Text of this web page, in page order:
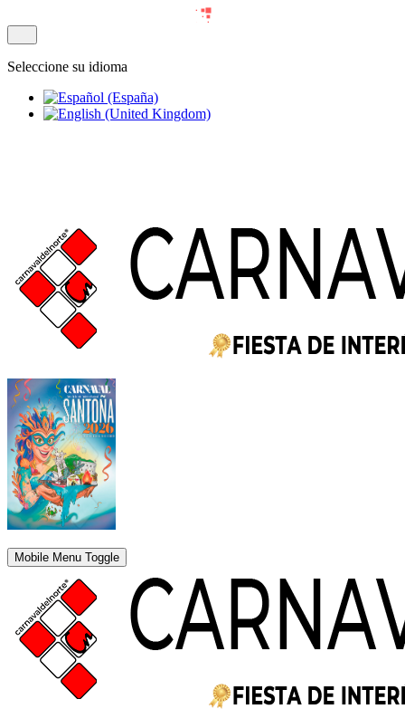
Seleccione su idioma
Mobile Menu Toggle